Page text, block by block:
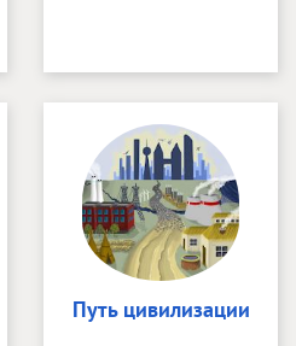
Путь цивилизации